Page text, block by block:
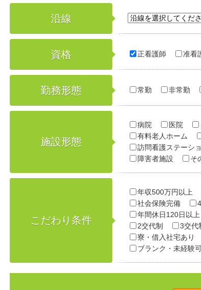
沿線
資格 正看護師 准看
勤務形態 常勤 非常勤
施設形態
病院 医院
有料老人ホーム
訪問看護ステーシ
障害者施設
そ
こだわり条件
年収500万円以上
社会保険完備
年間休日120日以上
2交代制
3交代
寮・借入社宅あり
ブランク・未経験